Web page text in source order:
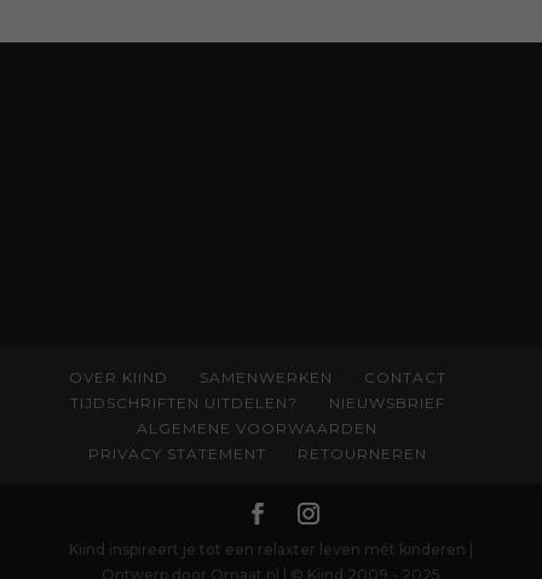
OVER KIIND SAMENWERKEN
CONTACT
TIJDSCHRIFTEN UITDELEN?
NIEUWSBRIEF
ALGEMENE VOORWAARDEN
PRIVACY STATEMENT
RETOURNEREN
Kiind inspireert je tot een relaxter leven mét kinderen |
Ontwerp door Ornaat.nl | © Kiind 2009 - 2025